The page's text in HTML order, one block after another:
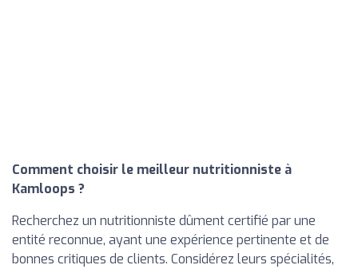
Comment choisir le meilleur nutritionniste à
Kamloops ?
Recherchez un nutritionniste dûment certifié par une
entité reconnue, ayant une expérience pertinente et de
bonnes critiques de clients. Considérez leurs spécialités,